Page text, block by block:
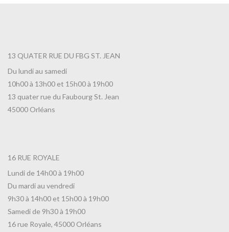
13 QUATER RUE DU FBG ST. JEAN
Du lundi au samedi
10h00 à 13h00 et 15h00 à 19h00
13 quater rue du Faubourg St. Jean
45000 Orléans
16 RUE ROYALE
Lundi de 14h00 à 19h00
Du mardi au vendredi
9h30 à 14h00 et 15h00 à 19h00
Samedi de 9h30 à 19h00
16 rue Royale, 45000 Orléans